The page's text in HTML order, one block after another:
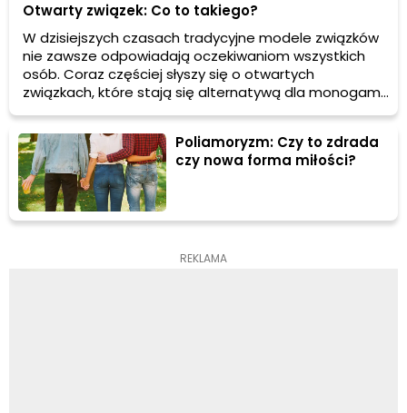
Otwarty związek: Co to takiego?
W dzisiejszych czasach tradycyjne modele związków
nie zawsze odpowiadają oczekiwaniom wszystkich
osób. Coraz częściej słyszy się o otwartych
związkach, które stają się alternatywą dla monogamii.
Ale czym tak naprawdę jest otwarty związek?
Poliamoryzm: Czy to zdrada
czy nowa forma miłości?
REKLAMA